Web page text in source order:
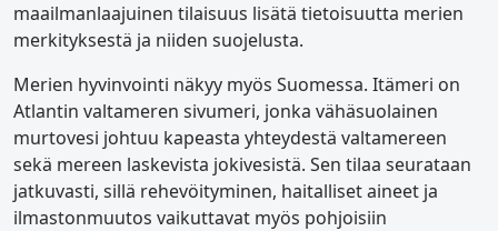
maailmanlaajuinen tilaisuus lisätä tietoisuutta merien
merkityksestä ja niiden suojelusta.
Merien hyvinvointi näkyy myös Suomessa. Itämeri on
Atlantin valtameren sivumeri, jonka vähäsuolainen
murtovesi johtuu kapeasta yhteydestä valtamereen
sekä mereen laskevista jokivesistä. Sen tilaa seurataan
jatkuvasti, sillä rehevöityminen, haitalliset aineet ja
ilmastonmuutos vaikuttavat myös pohjoisiin